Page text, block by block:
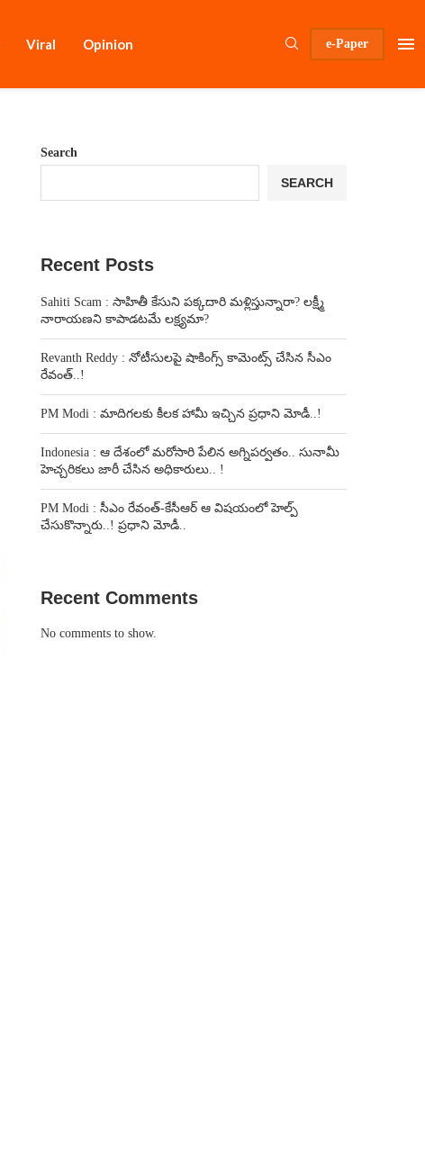
Viral Opinion e-Paper
Search
SEARCH
Recent Posts
Sahiti Scam : సాహితీ కేసుని పక్కదారి మళ్లిస్తున్నారా? లక్ష్మీ
నారాయణని కాపాడటమే లక్ష్యమా?
Revanth Reddy : నోటీసులపై షాకింగ్స్ కామెంట్స్ చేసిన సీఎం
రేవంత్..!
PM Modi : మాదిగలకు కీలక హామీ ఇచ్చిన ప్రధాని మోడీ..!
Indonesia : ఆ దేశంలో మరోసారి పేలిన అగ్నిపర్వతం.. సునామీ
హెచ్చరికలు జారీ చేసిన అధికారులు.. !
PM Modi : సీఎం రేవంత్-కేసీఆర్ ఆ విషయంలో హెల్ప్
చేసుకొన్నారు..! ప్రధాని మోడీ..
Recent Comments
No comments to show.